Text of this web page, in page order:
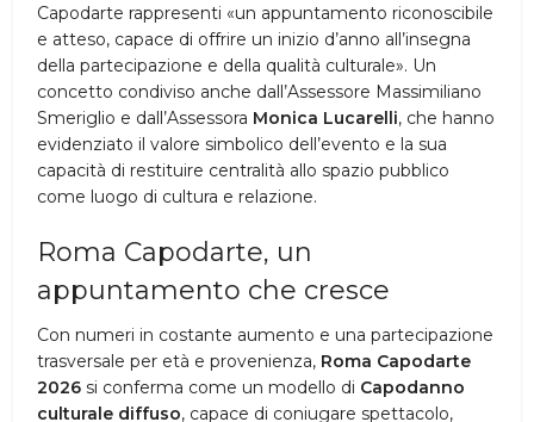
Capodarte rappresenti «un appuntamento riconoscibile
e atteso, capace di offrire un inizio d’anno all’insegna
della partecipazione e della qualità culturale». Un
concetto condiviso anche dall’Assessore Massimiliano
Smeriglio e dall’Assessora Monica Lucarelli, che hanno
evidenziato il valore simbolico dell’evento e la sua
capacità di restituire centralità allo spazio pubblico
come luogo di cultura e relazione.
Roma Capodarte, un
appuntamento che cresce
Con numeri in costante aumento e una partecipazione
trasversale per età e provenienza, Roma Capodarte
2026 si conferma come un modello di Capodanno
culturale diffuso, capace di coniugare spettacolo,